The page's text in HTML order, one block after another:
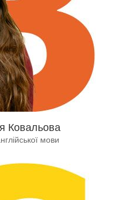
Ковальова
мови